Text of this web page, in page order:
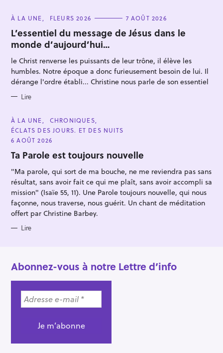
C
T
E
G
O
R
I
E
S
À LA UNE FLEURS 2026 7 AOÛT 2026
L’essentiel du message de Jésus dans le
monde d’aujourd’hui…
le Christ renverse les puissants de leur trône, il élève les
humbles. Notre époque a donc furieusement besoin de lui. Il
dérange l'ordre établi... Christine nous parle de son essentiel
Lire
C
A
T
E
O
R
E
À LA UNE
CHRONIQUES
ÉCLATS DES JOURS. ET DES NUITS
6 AOÛT 2026
Ta Parole est toujours nouvelle
"Ma parole, qui sort de ma bouche, ne me reviendra pas sans
résultat, sans avoir fait ce qui me plaît, sans avoir accompli sa
mission" (Isaïe 55, 11). Une Parole toujours nouvelle, qui nous
façonne, nous traverse, nous guérit. Un chant de méditation
offert par Christine Barbey.
Lire
Abonnez-vous à notre Lettre d’info
h
e
r
h
e
r